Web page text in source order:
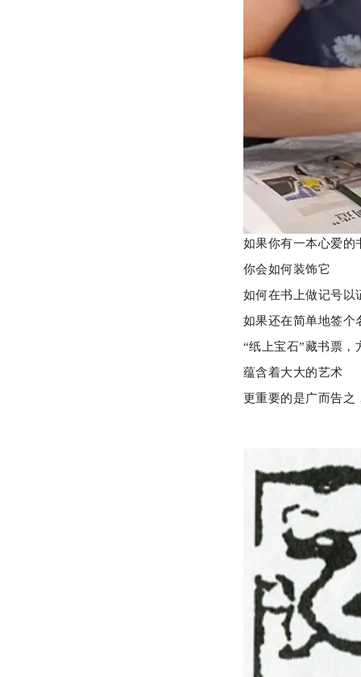
如果你有一本心爱的
你会如何装饰它
如何在书上做记号以
如果还在简单地签个
“纸上宝石”藏书票，
蕴含着大大的艺术
更重要的是广而告之